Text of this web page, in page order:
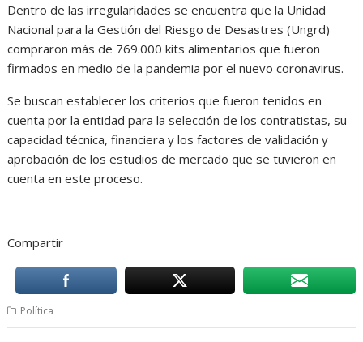
Dentro de las irregularidades se encuentra que la Unidad
Nacional para la Gestión del Riesgo de Desastres (Ungrd)
compraron más de 769.000 kits alimentarios que fueron
firmados en medio de la pandemia por el nuevo coronavirus.
Se buscan establecer los criterios que fueron tenidos en
cuenta por la entidad para la selección de los contratistas, su
capacidad técnica, financiera y los factores de validación y
aprobación de los estudios de mercado que se tuvieron en
cuenta en este proceso.
Compartir
Política